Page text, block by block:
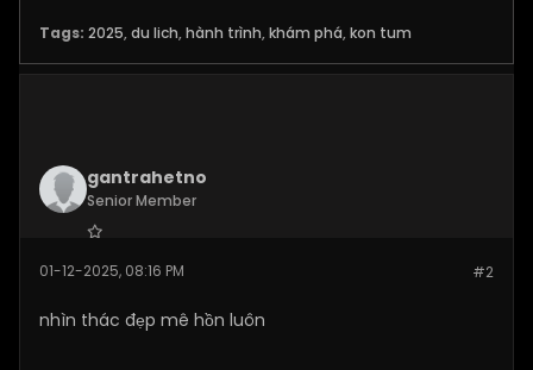
Tags: 2025, du lich, hành trình, khám phá, kon tum
gantrahetno
Senior Member
Posts:142 #2
01-12-2025, 08:16 PM
nhìn thác đẹp mê hồn luôn